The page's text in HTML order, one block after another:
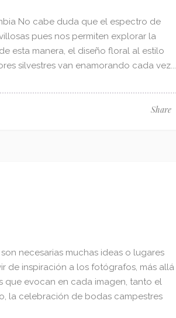
No cabe duda que el espectro de
pues nos permiten explorar la
esta manera, el diseño floral al estilo
silvestres van enamorando cada vez...
Share
necesarias muchas ideas o lugares
de inspiración a los fotógrafos, más allá
que evocan en cada imagen, tanto el
la celebración de bodas campestres